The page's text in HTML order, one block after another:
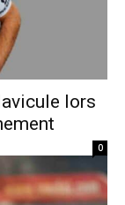
lors
0